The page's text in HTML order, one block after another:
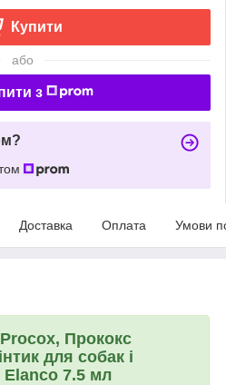
Купити
або
з
Доставка Оплата Умови
Прококс
для собак і
Elanco​​​​​​​ 7.5 мл